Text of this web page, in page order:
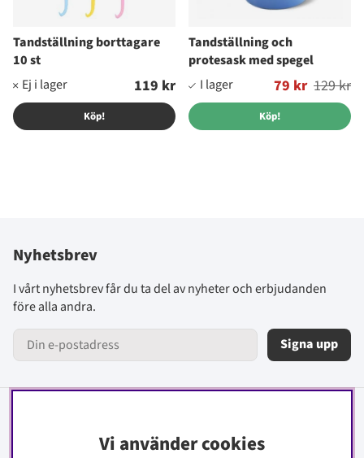
Tandställning borttagare
10 st
119 kr
Köp!
Tandställning och
protesask med spegel
79 kr
Ordinarie pris: 129 kr
Köp!
Nyhetsbrev
I vårt nyhetsbrev får du ta del av nyheter och erbjudanden
före alla andra.
Signa upp
Vi använder cookies